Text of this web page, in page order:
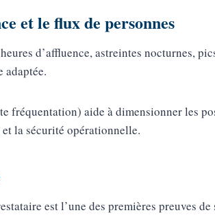
et le flux de personnes
d’affluence, astreintes nocturnes,
adaptée.
fréquentation) aide à dimensionner les
la sécurité opérationnelle.
est l’une des premières preuves